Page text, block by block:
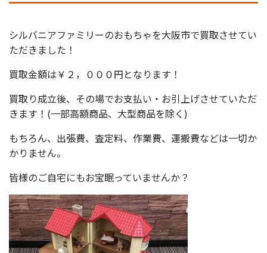
シルバニアファミリーのおもちゃを大阪市で買取させてい
ただきました！
買取金額は￥２，０００円となります！
買取り成立後、その場でお支払い・お引上げさせていただ
きます！(一部高額商品、大型商品を除く)
もちろん、出張費、査定料、作業費、運搬費などは一切か
かりません。
皆様のご自宅にもお宝眠っていませんか？